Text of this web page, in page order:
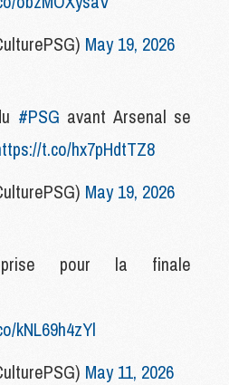
May 19, 2026
#PSG avant Arsenal se
t.co/hx7pHdtTZ8
May 19, 2026
pour la finale
kNL69h4zYl
May 11, 2026